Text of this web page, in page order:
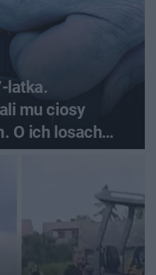
latka.
mu ciosy
O ich losach